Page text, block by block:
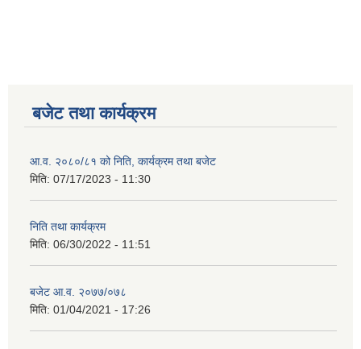
बजेट तथा कार्यक्रम
आ.व. २०८०/८१ को निति, कार्यक्रम तथा बजेट
मिति: 07/17/2023 - 11:30
निति तथा कार्यक्रम
मिति: 06/30/2022 - 11:51
बजेट आ.व. २०७७/०७८
मिति: 01/04/2021 - 17:26